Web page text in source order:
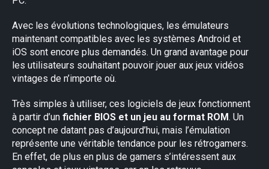
Avec les évolutions technologiques, les émulateurs
maintenant compatibles avec les systèmes Android et
iOS sont encore plus demandés. Un grand avantage pour
les utilisateurs souhaitant pouvoir jouer aux jeux vidéos
vintages de n’importe où.
Très simples à utiliser, ces logiciels de jeux fonctionnent
à partir d’un fichier BIOS et un jeu au format ROM. Un
concept ne datant pas d’aujourd’hui, mais l’émulation
représente une véritable tendance pour les rétrogamers.
En effet, de plus en plus de gamers s’intéressent aux